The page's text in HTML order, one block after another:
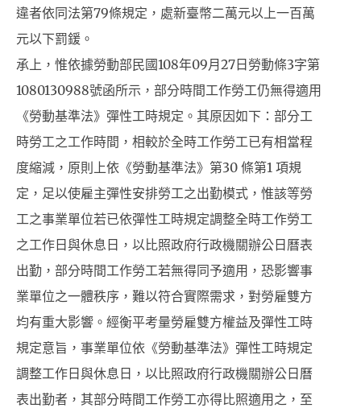
違者依同法第79條規定，處新臺幣二萬元以上一百萬
元以下罰鍰。
承上，惟依據勞動部民國108年09月27日勞動條3字第
1080130988號函所示，部分時間工作勞工仍無得適用
《勞動基準法》彈性工時規定。其原因如下：部分工
時勞工之工作時間，相較於全時工作勞工已有相當程
度縮減，原則上依《勞動基準法》第30 條第1 項規
定，足以使雇主彈性安排勞工之出勤模式，惟該等勞
工之事業單位若已依彈性工時規定調整全時工作勞工
之工作日與休息日，以比照政府行政機關辦公日曆表
出勤，部分時間工作勞工若無得同予適用，恐影響事
業單位之一體秩序，難以符合實際需求，對勞雇雙方
均有重大影響。經衡平考量勞雇雙方權益及彈性工時
規定意旨，事業單位依《勞動基準法》彈性工時規定
調整工作日與休息日，以比照政府行政機關辦公日曆
表出勤者，其部分時間工作勞工亦得比照適用之，至